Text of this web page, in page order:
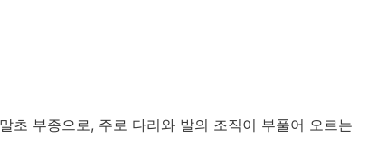
초 부종으로, 주로 다리와 발의 조직이 부풀어 오르는